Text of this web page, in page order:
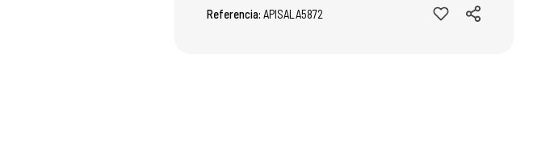
Referencia: APISALA5872